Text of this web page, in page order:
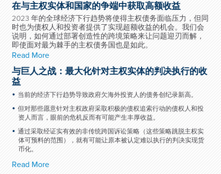
在与主权实体和国家的争端中获取高额收益
2023 年的全球经济下行趋势将使得主权债务面临压力，但同
时也为债权人和投资者提供了实现超额收益的机会。我们会
说明，如何通过部署创造性的跨境策略来让问题迎刃而解，
即使面对最为棘手的主权债务国也是如此。
Read More
与巨人之战：最大化针对主权实体的判决执行的收
益
当前的经济下行趋势导致政府欠海外投资人的债务创纪录新高。
但对那些愿意针对主权政府采取积极的债权追索行动的债权人和投
资人而言，眼前的危机反而有可能产生丰厚收益。
通过采取经证实有效的非传统跨国诉讼策略（这些策略跳脱主权实
体可预料的范围），就有可能让原本被认定难以执行的判决实现货
币化。
Read More